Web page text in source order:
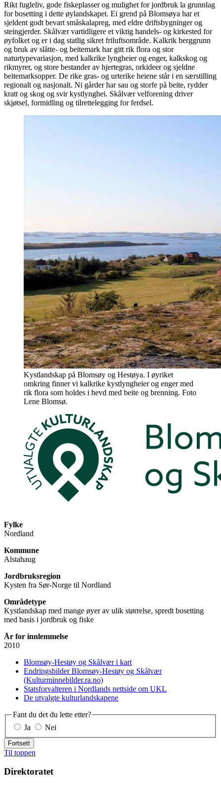
Rikt fugleliv, gode fiskeplasser og mulighet for jordbruk la grunnlag
for bosetting i dette øylandskapet. Ei grend på Blomsøya har et
sjeldent godt bevart småskalapreg, med eldre driftsbygninger og
steingjerder. Skålvær vartidligere et viktig handels- og kirkested for
øyfolket og er i dag statlig sikret friluftsområde. Kalkrik berggrunn
og bruk av slåtte- og beitemark har gitt rik flora og stor
naturtypevariasjon, med kalkrike lyngheier og enger, kalkskog og
rikmyrer, og store bestander av hjertegras, orkideer og sjeldne
beitemarksopper. De rike gras- og urterike heiene står i en særstilling
regionalt og nasjonalt. Ni gårder har sau og storfe på beite, rydder
kratt og skog og svir kystlynghei. Skålvær velforening driver
skjøtsel, formidling og tilrettelegging for ferdsel.
Kystlandskap på Blomsøy og Hestøya. I øyriket
omkring finner vi kalkrike kystlyngheier og enger med
rik flora som holdes i hevd med beite og brenning. Foto
Lene Blomsø.
Fylke
Nordland
Kommune
Alstahaug
Jordbruksregion
Kysten fra Sør-Norge til Nordland
Områdetype
Kystlandskap med mange øyer av ulik størrelse, spredt bosetting
med basis i jordbruk og fiske
År for innlemmelse
2010
Blomsøy-Hestøy og Skålvær i kart
Endringsbilder Blomsøy-Hestøy og Skålvær
(Kulturminnebilder.ra.no)
Statsforvalteren i Nordlands nettside om UKL
De utvalgte kulturlandskapene
Fant du det du lette etter?
Ja
Nei
Fortsett
Til toppen
Direktoratet